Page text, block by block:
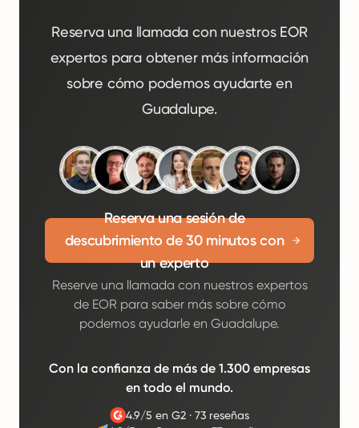
Reserva una llamada con nuestros EOR
expertos para obtener más información
sobre cómo podemos ayudarte en
Guadalupe.
Reserva una sesión de
descubrimiento de 30 minutos con
un experto
Reserve una llamada con nuestros expertos
de EOR para saber más sobre cómo
podemos ayudarle en Guadalupe.
Con la confianza de más de 1.300 empresas
en todo el mundo.
4.9/5 en G2 ·73 reseñas